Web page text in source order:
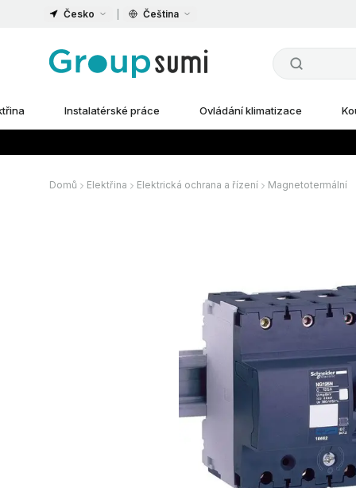
Česko Čeština
Instalatérské práce Ovládání klimatizace
Domů Elektřina Elektrická ochrana a řízení Magnetotermální